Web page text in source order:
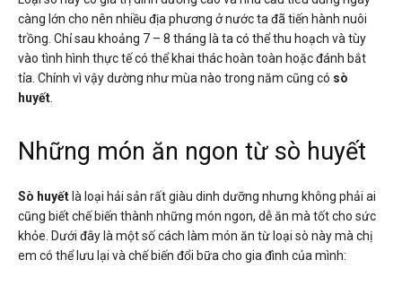
càng lớn cho nên nhiều địa phương ở nước ta đã tiến hành nuôi
trồng. Chỉ sau khoảng 7 – 8 tháng là ta có thể thu hoạch và tùy
vào tình hình thực tế có thể khai thác hoàn toàn hoặc đánh bắt
tỉa. Chính vì vậy dường như mùa nào trong năm cũng có sò
huyết
Những món ăn ngon từ sò huyết
Sò huyết là loại hải sản rất giàu dinh dưỡng nhưng không phải ai
cũng biết chế biến thành những món ngon, dễ ăn mà tốt cho sức
khỏe. Dưới đây là một số cách làm món ăn từ loại sò này mà chị
em có thể lưu lại và chế biến đổi bữa cho gia đình của mình: